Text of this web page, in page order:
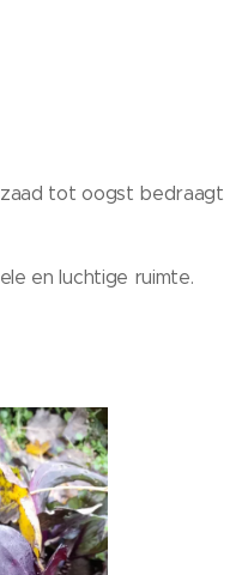
tot oogst bedraagt
en luchtige ruimte.